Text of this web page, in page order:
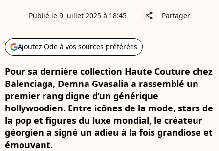
Publié le 9 juillet 2025 à 18:45 share Partager
Ajoutez Ode à vos sources préférées
Pour sa dernière collection Haute Couture chez
Balenciaga, Demna Gvasalia a rassemblé un
premier rang digne d’un générique
hollywoodien. Entre icônes de la mode, stars de
la pop et figures du luxe mondial, le créateur
géorgien a signé un adieu à la fois grandiose et
émouvant.